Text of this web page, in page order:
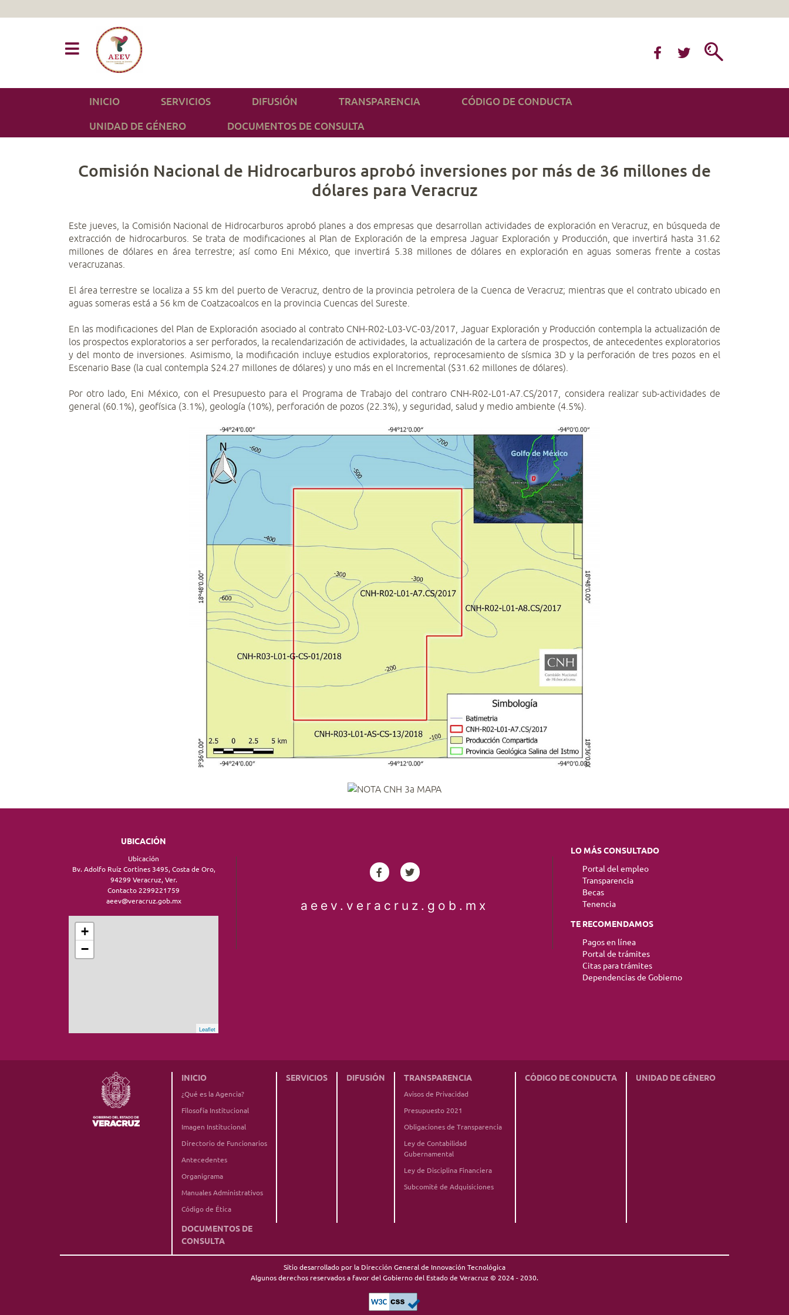
INICIO SERVICIOS DIFUSIÓN TRANSPARENCIA CÓDIGO DE CONDUCTA
UNIDAD DE GÉNERO DOCUMENTOS DE CONSULTA
Comisión Nacional de Hidrocarburos aprobó inversiones por más de 36 millones de
dólares para Veracruz
Este jueves, la Comisión Nacional de Hidrocarburos aprobó planes a dos empresas que desarrollan actividades de exploración en Veracruz, en búsqueda de
extracción de hidrocarburos. Se trata de modificaciones al Plan de Exploración de la empresa Jaguar Exploración y Producción, que invertirá hasta 31.62
millones de dólares en área terrestre; así como Eni México, que invertirá 5.38 millones de dólares en exploración en aguas someras frente a costas
veracruzanas.
El área terrestre se localiza a 55 km del puerto de Veracruz, dentro de la provincia petrolera de la Cuenca de Veracruz; mientras que el contrato ubicado en
aguas someras está a 56 km de Coatzacoalcos en la provincia Cuencas del Sureste.
En las modificaciones del Plan de Exploración asociado al contrato CNH-R02-L03-VC-03/2017, Jaguar Exploración y Producción contempla la actualización de
los prospectos exploratorios a ser perforados, la recalendarización de actividades, la actualización de la cartera de prospectos, de antecedentes exploratorios
y del monto de inversiones. Asimismo, la modificación incluye estudios exploratorios, reprocesamiento de sísmica 3D y la perforación de tres pozos en el
Escenario Base (la cual contempla $24.27 millones de dólares) y uno más en el Incremental ($31.62 millones de dólares).
Por otro lado, Eni México, con el Presupuesto para el Programa de Trabajo del contraro CNH-R02-L01-A7.CS/2017, considera realizar sub-actividades de
general (60.1%), geofísica (3.1%), geología (10%), perforación de pozos (22.3%), y seguridad, salud y medio ambiente (4.5%).
UBICACIÓN
Ubicación
Bv. Adolfo Ruíz Cortines 3495, Costa de Oro,
94299 Veracruz, Ver.
Contacto 2299221759
aeev@veracruz.gob.mx
+
−
Leaflet
aeev.veracruz.gob.mx
LO MÁS CONSULTADO
Portal del empleo
Transparencia
Becas
Tenencia
TE RECOMENDAMOS
Pagos en línea
Portal de trámites
Citas para trámites
Dependencias de Gobierno
INICIO
¿Qué es la Agencia?
Filosofía Institucional
Imagen Institucional
Directorio de Funcionarios
Antecedentes
Organigrama
Manuales Administrativos
Código de Ética
SERVICIOS DIFUSIÓN TRANSPARENCIA
Avisos de Privacidad
Presupuesto 2021
Obligaciones de Transparencia
Ley de Contabilidad
Gubernamental
Ley de Disciplina Financiera
Subcomité de Adquisiciones
CÓDIGO DE CONDUCTA UNIDAD DE GÉNERO
DOCUMENTOS DE
CONSULTA
Sitio desarrollado por la Dirección General de Innovación Tecnológica
Algunos derechos reservados a favor del Gobierno del Estado de Veracruz © 2024 - 2030.